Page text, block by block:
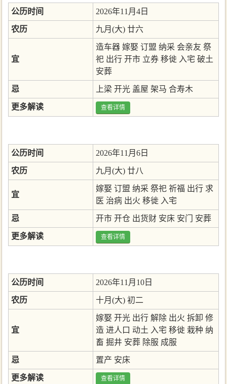
公历时间 2026年11月4日
农历 九月(大) 廿六
宜
造车器 嫁娶 订盟 纳采 会亲友 祭
祀 出行 开市 立券 移徙 入宅 破土
安葬
忌 上梁 开光 盖屋 架马 合寿木
更多解读 查看详情
公历时间 2026年11月6日
农历 九月(大) 廿八
宜
嫁娶 订盟 纳采 祭祀 祈福 出行 求
医 治病 出火 移徙 入宅
忌 开市 开仓 出货财 安床 安门 安葬
更多解读 查看详情
公历时间 2026年11月10日
农历 十月(大) 初二
宜
嫁娶 开光 出行 解除 出火 拆卸 修
造 进人口 动土 入宅 移徙 栽种 纳
畜 掘井 安葬 除服 成服
忌 置产 安床
更多解读 查看详情